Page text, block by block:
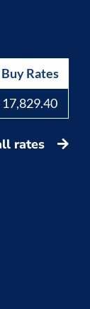
Buy Rates
17,829.40
rates